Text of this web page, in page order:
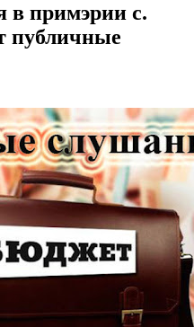
в примэрии с.
публичные